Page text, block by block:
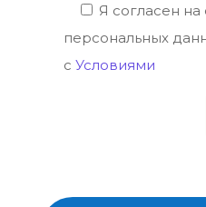
Я согласен
персональных
с Условиями